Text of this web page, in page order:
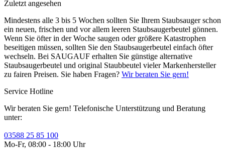
Zuletzt angesehen
Mindestens alle 3 bis 5 Wochen sollten Sie Ihrem Staubsauger schon
ein neuen, frischen und vor allem leeren Staubsaugerbeutel gönnen.
Wenn Sie öfter in der Woche saugen oder größere Katastrophen
beseitigen müssen, sollten Sie den Staubsaugerbeutel einfach öfter
wechseln. Bei SAUGAUF erhalten Sie günstige alternative
Staubsaugerbeutel und original Staubbeutel vieler Markenhersteller
zu fairen Preisen. Sie haben Fragen? Wir beraten Sie gern!
Service Hotline
Wir beraten Sie gern! Telefonische Unterstützung und Beratung
unter:
03588 25 85 100
Mo-Fr, 08:00 - 18:00 Uhr